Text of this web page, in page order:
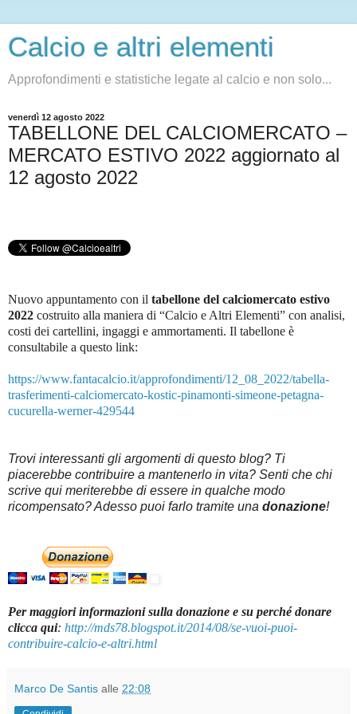
Calcio e altri elementi
Approfondimenti e statistiche legate al calcio e non solo...
venerdì 12 agosto 2022
TABELLONE DEL CALCIOMERCATO –
MERCATO ESTIVO 2022 aggiornato al
12 agosto 2022
Nuovo appuntamento con il tabellone del calciomercato estivo
2022 costruito alla maniera di “Calcio e Altri Elementi” con analisi,
costi dei cartellini, ingaggi e ammortamenti. Il tabellone è
consultabile a questo link:
https://www.fantacalcio.it/approfondimenti/12_08_2022/tabella-
trasferimenti-calciomercato-kostic-pinamonti-simeone-petagna-
cucurella-werner-429544
Trovi interessanti gli argomenti di questo blog? Ti
piacerebbe contribuire a mantenerlo in vita? Senti che chi
scrive qui meriterebbe di essere in qualche modo
ricompensato? Adesso puoi farlo tramite una donazione!
Per maggiori informazioni sulla donazione e su perché donare
clicca qui: http://mds78.blogspot.it/2014/08/se-vuoi-puoi-
contribuire-calcio-e-altri.html
Marco De Santis alle 22:08